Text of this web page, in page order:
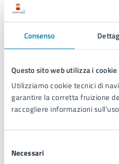
Consenso
Questo sito web utilizza i cookie
Utilizziamo cookie tecnici di
garantire la corretta fruizione
raccogliere informazioni
delNecessari
effettuare un pagamento tramite
seguendo le istruzioni ricevute.
Normativa di
• Art. 11 del Codice della Strada
• Art. 21 Regolamento di
Allegati